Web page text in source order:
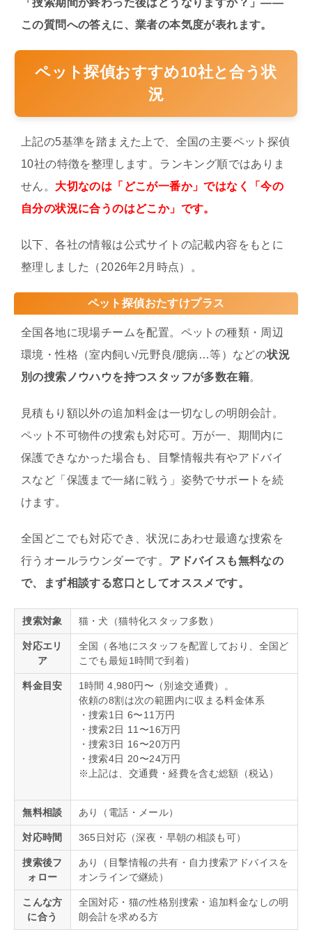
「捜索期間が終わった後はどうなりますか？」——
この質問への答えに、業者の本気度が表れます。
ペット探偵おすすめ10社と合う状
況
上記の5基準を踏まえた上で、全国の主要ペット探偵
10社の特徴を整理します。ランキング順ではありま
せん。 大切なのは「どこが一番か」ではなく「今の
自分の状況に合うのはどこか」です。
以下、各社の情報は公式サイトの記載内容をもとに
整理しました（2026年2月時点）。
ペット探偵おたすけプラス
全国各地に現場チームを配置。ペットの種類・周辺
環境・性格（室内飼い/元野良/臆病…等）などの状況
別の捜索ノウハウを持つスタッフが多数在籍。
見積もり額以外の追加料金は一切なしの明朗会計。
ペット不可物件の捜索も対応可。万が一、期間内に
保護できなかった場合も、目撃情報共有やアドバイ
スなど「保護まで一緒に戦う」姿勢でサポートを続
けます。
全国どこでも対応でき、状況にあわせ最適な捜索を
行うオールラウンダーです。 アドバイスも無料なの
で、まず相談する窓口としてオススメです。
捜索対象 猫・犬（猫特化スタッフ多数）
対応エリ
ア
全国（各地にスタッフを配置しており、全国ど
こでも最短1時間で到着）
料金目安
1時間 4,980円〜（別途交通費）。
依頼の8割は次の範囲内に収まる料金体系
・捜索1日 6〜11万円
・捜索2日 11〜16万円
・捜索3日 16〜20万円
・捜索4日 20〜24万円
※上記は、交通費・経費を含む総額（税込）
無料相談 あり（電話・メール）
対応時間 365日対応（深夜・早朝の相談も可）
捜索後フ
ォロー
あり（目撃情報の共有・自力捜索アドバイスを
オンラインで継続）
こんな方
に合う
全国対応・猫の性格別捜索・追加料金なしの明
朗会計を求める方